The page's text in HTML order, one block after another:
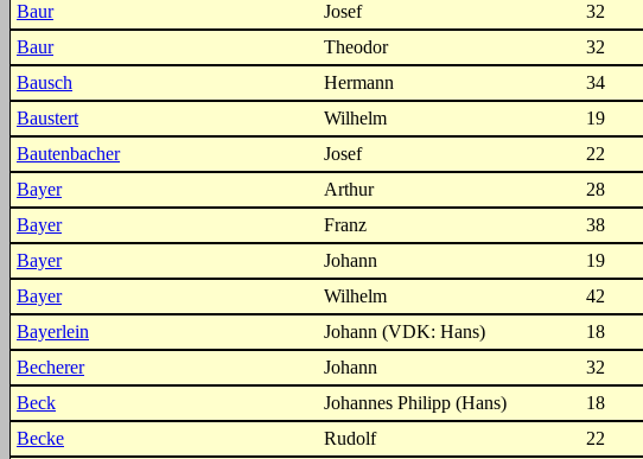
Baur
Josef 32
Baur
Theodor 32
Bausch
Hermann 34
Baustert
Wilhelm 19
Bautenbacher
Josef 22
Bayer
Arthur 28
Bayer
Franz 38
Bayer
Johann 19
Bayer
Wilhelm 42
Bayerlein
Johann (VDK: Hans) 18
Becherer
Johann 32
Beck
Johannes Philipp (Hans) 18
Becke
Rudolf 22